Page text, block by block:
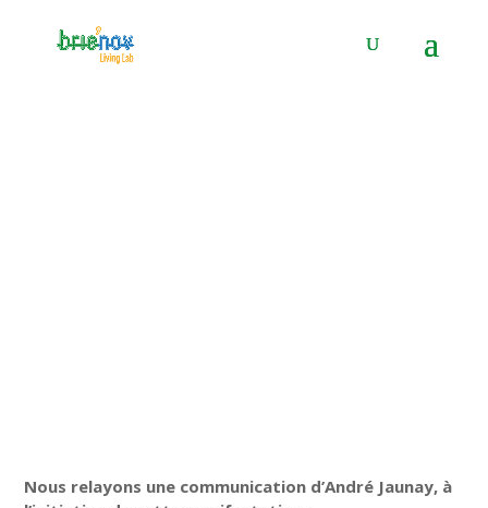
Nous relayons une communication d’André Jaunay, à